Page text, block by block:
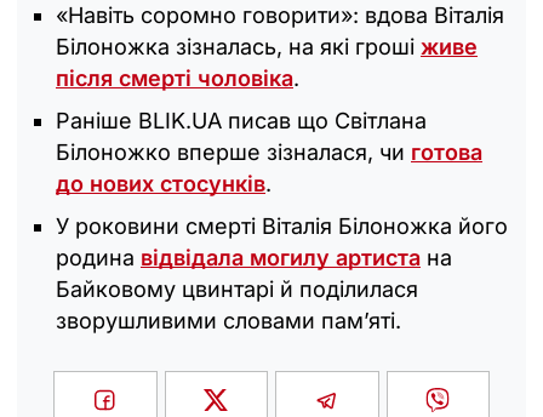
«Навіть соромно говорити»: вдова Віталія
Білоножка зізналась, на які гроші живе
після смерті чоловіка.
Раніше BLIK.UA писав що Світлана
Білоножко вперше зізналася, чи готова
до нових стосунків.
У роковини смерті Віталія Білоножка його
родина відвідала могилу артиста на
Байковому цвинтарі й поділилася
зворушливими словами пам’яті.